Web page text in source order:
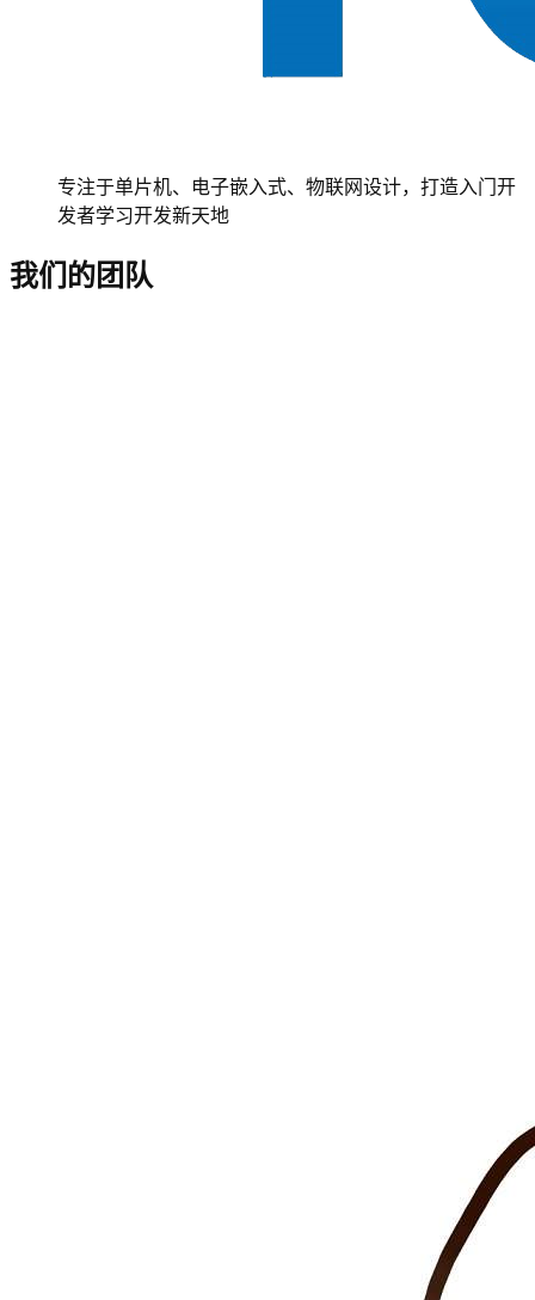
专注于单片机、电子嵌入式、物联网设计，打造入门开
发者学习开发新天地
我们的团队